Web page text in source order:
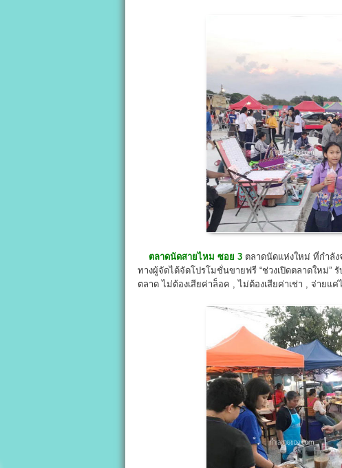
ตลาดนัดสายไหม ซอย 3 ตลาดนัดแห่งใหม่ ที่กำลัง
ทางผู้จัดได้จัดโปรโมชั่นขายฟรี “ช่วงเปิดตลาดใหม่
ตลาด ไม่ต้องเสียค่าล็อค , ไม่ต้องเสียค่าเช่า , จ่ายแ